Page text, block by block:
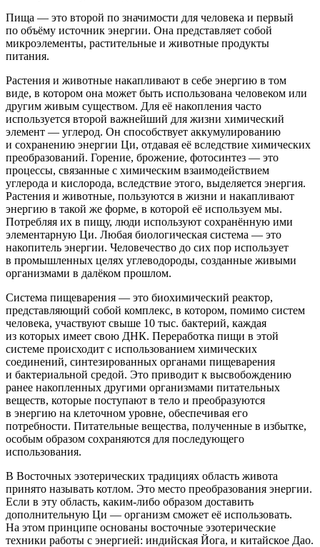
Пища — это второй по значимости для человека и первый
по объёму источник энергии. Она представляет собой
микроэлементы, растительные и животные продукты
питания.
Растения и животные накапливают в себе энергию в том
виде, в котором она может быть использована человеком или
другим живым существом. Для её накопления часто
используется второй важнейший для жизни химический
элемент — углерод. Он способствует аккумулированию
и сохранению энергии Ци, отдавая её вследствие химических
преобразований. Горение, брожение, фотосинтез — это
процессы, связанные с химическим взаимодействием
углерода и кислорода, вследствие этого, выделяется энергия.
Растения и животные, пользуются в жизни и накапливают
энергию в такой же форме, в которой её используем мы.
Потребляя их в пищу, люди используют сохранённую ими
элементарную Ци. Любая биологическая система — это
накопитель энергии. Человечество до сих пор использует
в промышленных целях углеводороды, созданные живыми
организмами в далёком прошлом.
Система пищеварения — это биохимический реактор,
представляющий собой комплекс, в котором, помимо систем
человека, участвуют свыше 10 тыс. бактерий, каждая
из которых имеет свою ДНК. Переработка пищи в этой
системе происходит с использованием химических
соединений, синтезированных органами пищеварения
и бактериальной средой. Это приводит к высвобождению
ранее накопленных другими организмами питательных
веществ, которые поступают в тело и преобразуются
в энергию на клеточном уровне, обеспечивая его
потребности. Питательные вещества, полученные в избытке,
особым образом сохраняются для последующего
использования.
В Восточных эзотерических традициях область живота
принято называть котлом. Это место преобразования энергии.
Если в эту область, каким-либо образом доставить
дополнительную Ци — организм сможет её использовать.
На этом принципе основаны восточные эзотерические
техники работы с энергией: индийская Йога, и китайское Дао.